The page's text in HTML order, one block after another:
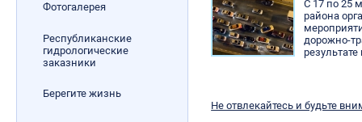
Фотогалерея
Республиканские
гидрологические
заказники
Берегите жизнь
С 17 по 25
района
дорожно-
Не отвлекайтесь и будьте